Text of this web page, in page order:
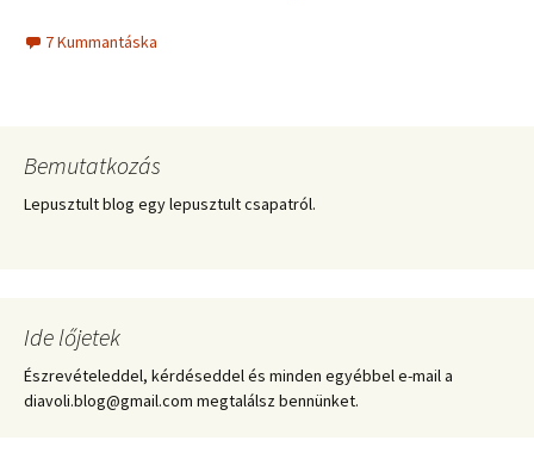
7 Kummantáska
Bemutatkozás
Lepusztult blog egy lepusztult csapatról.
Ide lőjetek
Észrevételeddel, kérdéseddel és minden egyébbel e-mail a
diavoli.blog@gmail.com megtalálsz bennünket.